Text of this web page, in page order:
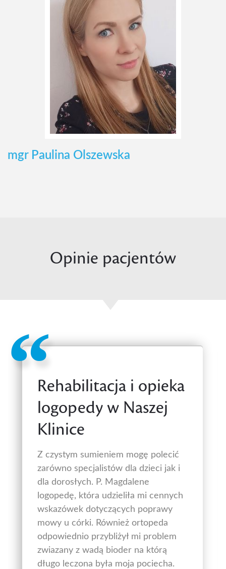
mgr Paulina Olszewska
Opinie pacjentów
Rehabilitacja i opieka
logopedy w Naszej
Klinice
Z czystym sumieniem mogę polecić
zarówno specjalistów dla dzieci jak i
dla dorosłych. P. Magdalene
logopedę, która udzieliła mi cennych
wskazówek dotyczących poprawy
mowy u córki. Również ortopeda
odpowiednio przybliżył mi problem
zwiazany z wadą bioder na którą
długo leczona była moja pociecha.